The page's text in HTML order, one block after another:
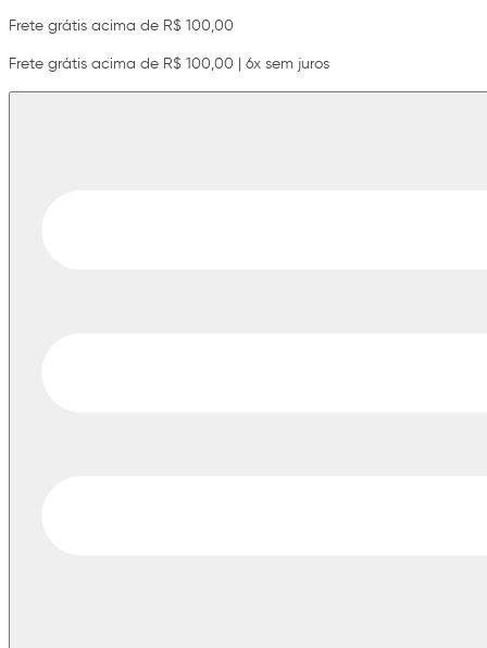
Frete grátis acima de R$ 100,00
Frete grátis acima de R$ 100,00 | 6x sem juros